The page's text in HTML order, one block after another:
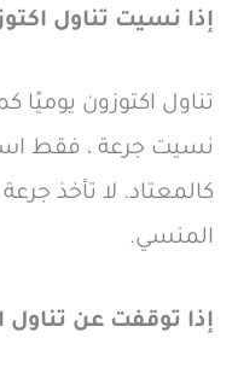
إذا نسيت تناول
تناول اكتوزون
نسيت جرعة ، فقط
كالمعتاد. لا تأخذ
المنسي.
إذا توقفت عن تناول